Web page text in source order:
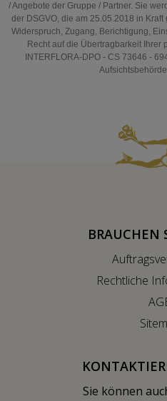
/ Angebote der Gruppe / Partner. Sie
der DSGVO, die am 25.05.2018 in
Widerspruch, Zugang, Berichtigung,
Recht auf die Übertragbarkeit Ihrer
INTERFLORA-DPO - CS 73646 -
BRAUCHEN
Rechtliche
Sie können